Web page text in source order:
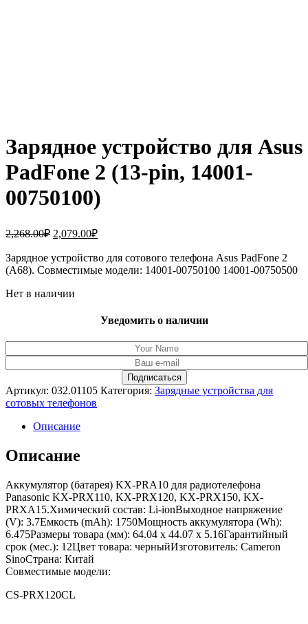
Зарядное устройство для Asus
PadFone 2 (13-pin, 14001-
00750100)
2,268.00₽ Первоначальная
составляла
2,268.00₽.
2,079.00₽Текущая
2,079.00₽.
Зарядное устройство для сотового телефона Asus PadFone 2
(A68). Совместимые модели: 14001-00750100 14001-00750500
Нет в наличии
Уведомить о наличии
Артикул: 032.01105 Категория: Зарядные устройства для
сотовых телефонов
Описание
Описание
Аккумулятор (батарея) KX-PRA10 для радиотелефона
Panasonic KX-PRX110, KX-PRX120, KX-PRX150, KX-
PRXA15.Химический состав: Li-ionВыходное напряжение
(V): 3.7Емкость (mAh): 1750Мощность аккумулятора (Wh):
6.475Размеры товара (мм): 64.04 x 44.07 x 5.16Гарантийный
срок (мес.): 12Цвет товара: черныйИзготовитель: Cameron
SinoСтрана: Китай
Совместимые модели:
CS-PRX120CL